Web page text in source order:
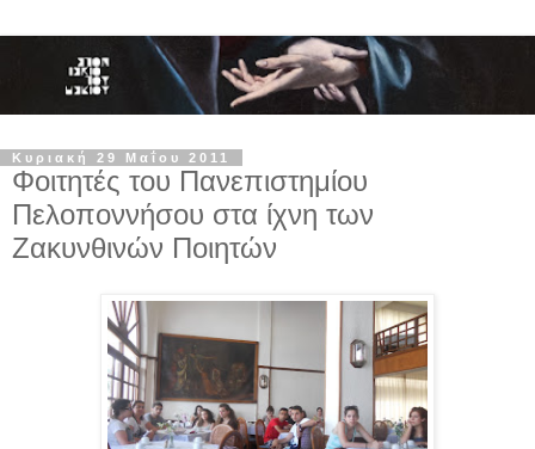
Κυριακή 29 Μαΐου 2011
Φοιτητές του Πανεπιστημίου
Πελοποννήσου στα ίχνη των
Ζακυνθινών Ποιητών